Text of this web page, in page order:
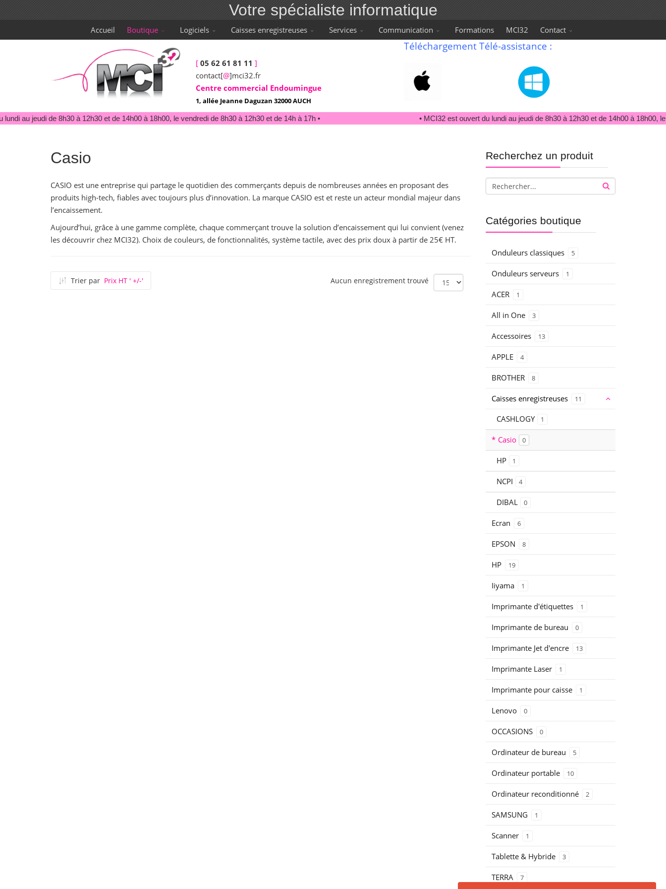
Votre spécialiste informatique
Accueil Boutique Logiciels Caisses enregistreuses Services Communication Formations MCI32 Contact
[ 05 62 61 81 11 ]
contact[@]mci32.fr
Centre commercial Endoumingue
1, allée Jeanne Daguzan 32000 AUCH
Téléchargement Télé-assistance :
au jeudi de 8h30 à 12h30 et de 14h00 à 18h00, le vendredi de 8h30 à 12h30 et de 14h à 17h • • MCI32 est ouvert du lundi au jeudi de 8h30 à 12h30 et de 14h00 à 18h00, le
Casio
CASIO est une entreprise qui partage le quotidien des commerçants depuis de nombreuses années en proposant des
produits high-tech, fiables avec toujours plus d’innovation. La marque CASIO est et reste un acteur mondial majeur dans
l’encaissement.
Aujourd’hui, grâce à une gamme complète, chaque commerçant trouve la solution d’encaissement qui lui convient (venez
les découvrir chez MCI32). Choix de couleurs, de fonctionnalités, système tactile, avec des prix doux à partir de 25€ HT.
Trier par Prix HT ' +/-' Aucun enregistrement trouvé
Recherchez un produit
Catégories boutique
Onduleurs classiques 5
Onduleurs serveurs 1
ACER 1
All in One 3
Accessoires 13
APPLE 4
BROTHER 8
Caisses enregistreuses 11
CASHLOGY 1
Casio 0
HP 1
NCPI 4
DIBAL 0
Ecran 6
EPSON 8
HP 19
Iiyama 1
Imprimante d'étiquettes 1
Imprimante de bureau 0
Imprimante Jet d'encre 13
Imprimante Laser 1
Imprimante pour caisse 1
Lenovo 0
OCCASIONS 0
Ordinateur de bureau 5
Ordinateur portable 10
Ordinateur reconditionné 2
SAMSUNG 1
Scanner 1
Tablette & Hybride 3
TERRA 7